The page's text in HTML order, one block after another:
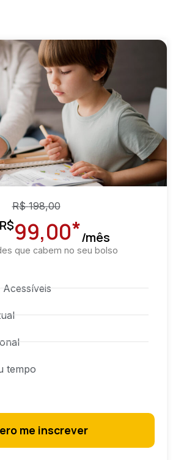
R$198,00
R$99,00*/mês
que cabem no seu bolso
tempo
me inscrever